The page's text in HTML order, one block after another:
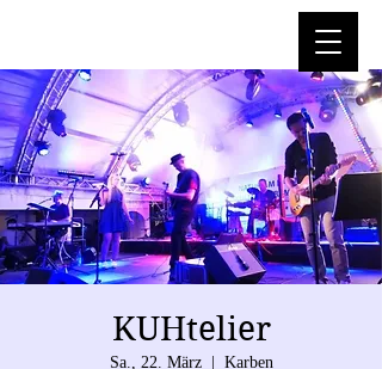
KUHtelier
Sa., 22. März
  |
Karben